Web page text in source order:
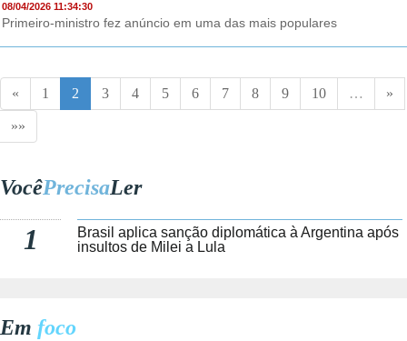
08/04/2026 11:34:30
Primeiro-ministro fez anúncio em uma das mais populares
« 1 2 3 4 5 6 7 8 9 10 … »
»»
VocêPrecisaLer
1
Brasil aplica sanção diplomática à Argentina após
insultos de Milei a Lula
Em foco